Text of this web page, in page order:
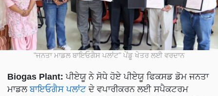
"ਜਨਤਾ ਮਾਡਲ ਬਾਇਓਗੈਸ ਪਲਾਂਟ" ਪੇਂਡੂ ਖੇਤਰ ਲਈ ਵਰਦਾਨ
Biogas Plant: ਪੀਏਯੂ ਨੇ ਸੋਧੇ ਹੋਏ ਪੀਏਯੂ ਫਿਕਸਡ ਡੋਮ ਜਨਤਾ
ਮਾਡਲਬਾਇਓਗੈਸ ਪਲਾਂਟ ਦੇ ਵਪਾਰੀਕਰਨ ਲਈ ਸਪੈਕਟਰਮ